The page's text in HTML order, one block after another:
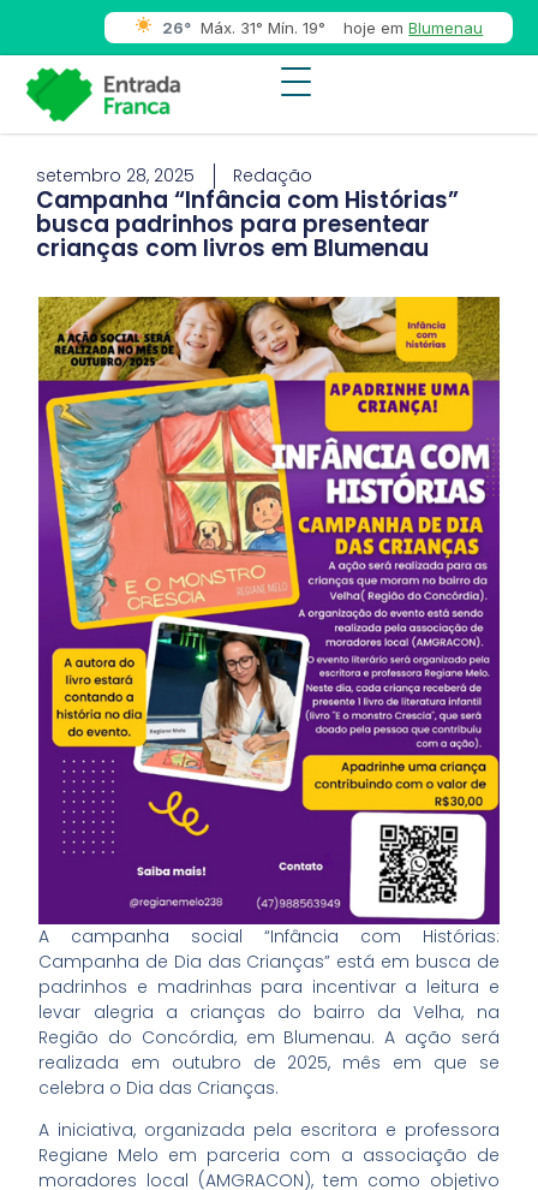
26° Máx. 31° Mín. 19° hoje em Blumenau
setembro 28, 2025 Redação
Campanha “Infância com Histórias”
busca padrinhos para presentear
crianças com livros em Blumenau
A campanha social “Infância com Histórias:
Campanha de Dia das Crianças” está em busca de
padrinhos e madrinhas para incentivar a leitura e
levar alegria a crianças do bairro da Velha, na
Região do Concórdia, em Blumenau. A ação será
realizada em outubro de 2025, mês em que se
celebra o Dia das Crianças.
A iniciativa, organizada pela escritora e professora
Regiane Melo em parceria com a associação de
moradores local (AMGRACON), tem como objetivo